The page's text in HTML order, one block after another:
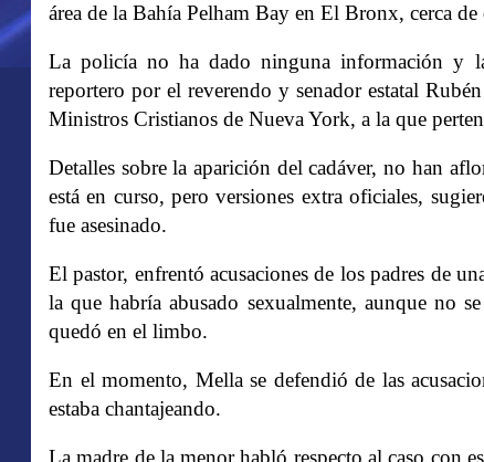
área de la Bahía Pelham Bay en El Bronx, cerca
La policía no ha dado ninguna información y
reportero por el reverendo y senador estatal
Ministros Cristianos de Nueva York, a la que
Detalles sobre la aparición del cadáver, no han
está en curso, pero versiones extra oficiales,
fue asesinado.
El pastor, enfrentó acusaciones de los padres de
la que habría abusado sexualmente, aunque no
quedó en el limbo.
En el momento, Mella se defendió de las
estaba chantajeando.
La madre de la menor habló respecto al caso con